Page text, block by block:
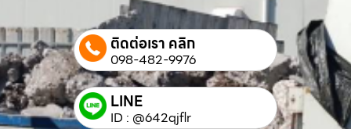
ติดต่อเรา คลิก
098-482-9976
LINE
ID : @642qjflr